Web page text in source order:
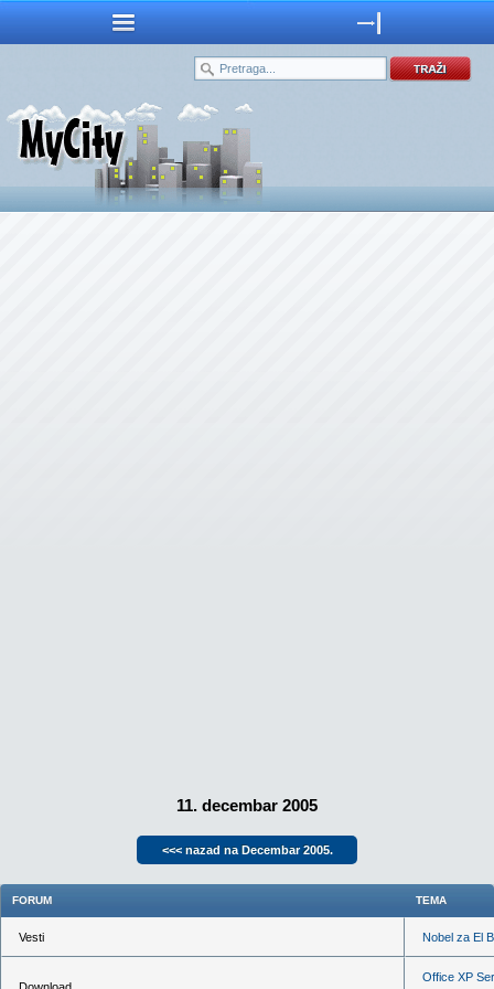
11. decembar 2005
<<< nazad na Decembar 2005.
FORUM TEMA
Vesti Nobel za El
Office XP